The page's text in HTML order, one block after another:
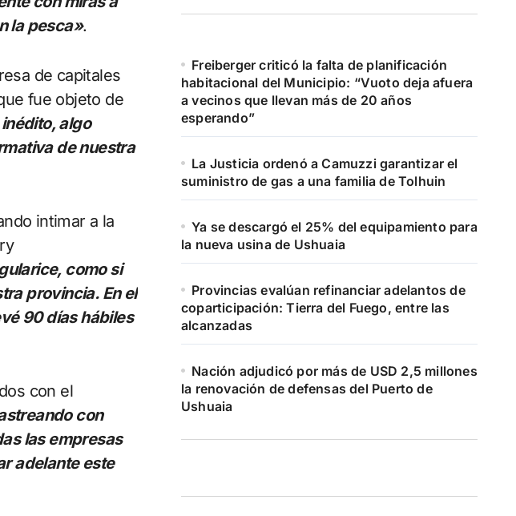
la pesca».
de capitales
fue objeto de
algo
de nuestra
intimar a la
como si
provincia. En el
90 días hábiles
con el
con
las empresas
adelante este
Freiberger criticó la falta de planificación
habitacional del Municipio: “Vuoto deja afuera
a vecinos que llevan más de 20 años
esperando”
La Justicia ordenó a Camuzzi garantizar el
suministro de gas a una familia de Tolhuin
Ya se descargó el 25% del equipamiento para
la nueva usina de Ushuaia
Provincias evalúan refinanciar adelantos de
coparticipación: Tierra del Fuego, entre las
alcanzadas
Nación adjudicó por más de USD 2,5 millones
la renovación de defensas del Puerto de
Ushuaia